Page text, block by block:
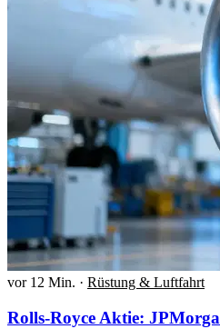
vor 12 Min. · Rüstung & Luftfahrt
Rolls-Royce Aktie: